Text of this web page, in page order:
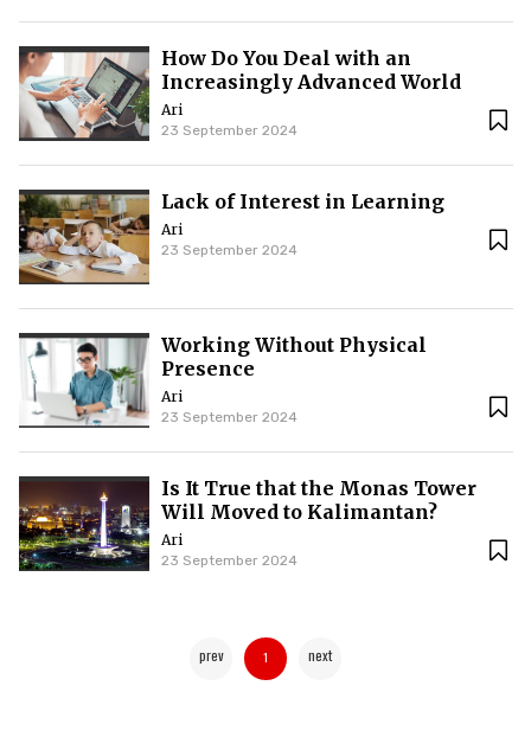
How Do You Deal with an
Increasingly Advanced World
Ari
23 September 2024
Lack of Interest in Learning
Ari
23 September 2024
Working Without Physical
Presence
Ari
23 September 2024
Is It True that the Monas Tower
Will Moved to Kalimantan?
Ari
23 September 2024
prev 1 next